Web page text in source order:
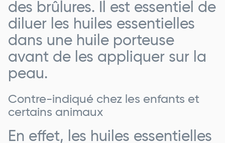
des brûlures. Il est essentiel de
diluer les huiles essentielles
dans une huile porteuse
avant de les appliquer sur la
peau.
Contre-indiqué chez les enfants et
certains animaux
En effet, les huiles essentielles